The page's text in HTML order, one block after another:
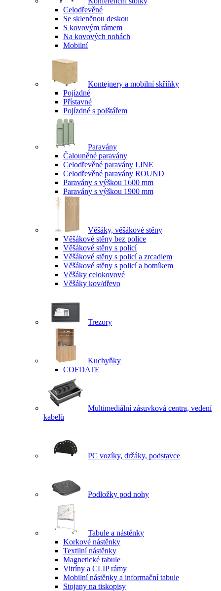
Celodřevěné
Se skleněnou deskou
S kovovým rámem
Na kovových nohách
Mobilní
Kontejnery a mobilní skříňky
Pojízdné
Přístavné
Pojízdné s polštářem
Paravány
Čalouněné paravány
Celodřevěné paravány LINE
Celodřevěné paravány ROUND
Paravány s výškou 1600 mm
Paravány s výškou 1900 mm
Věšáky, věšákové stěny
Věšákové stěny bez police
Věšákové stěny s policí
Věšákové stěny s policí a zrcadlem
Věšákové stěny s policí a botníkem
Věšáky celokovové
Věšáky kov/dřevo
Trezory
Kuchyňky
COFDATE
Multimediální zásuvková centra, vedení
kabelů
PC vozíky, držáky, podstavce
Podložky pod nohy
Tabule a nástěnky
Korkové nástěnky
Textilní nástěnky
Magnetické tabule
Vitríny a CLIP rámy
Mobilní nástěnky a informační tabule
Stojany na tiskopisy